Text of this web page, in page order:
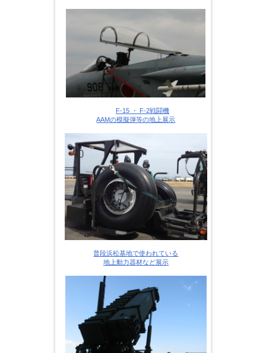
F-15 ・ F-2戦闘機
AAMの模擬弾等の地上展示
普段浜松基地で使われている
地上動力器材など展示